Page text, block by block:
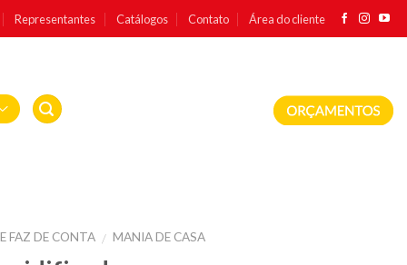
Representantes Catálogos Contato Área do cliente
FAZ DE CONTA / MANIA DE CASA